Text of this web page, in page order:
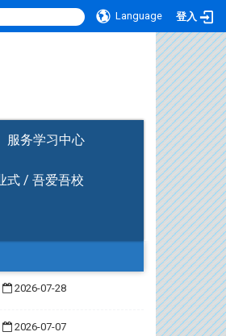
Language 登入
服务学习中心
式 / 吾爱吾校
2026-07-28
2026-07-07